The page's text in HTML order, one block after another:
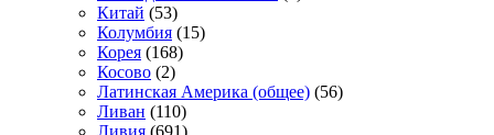
Китай (53)
Колумбия (15)
Корея (168)
Косово (2)
Латинская Америка (общее) (56)
Ливан (110)